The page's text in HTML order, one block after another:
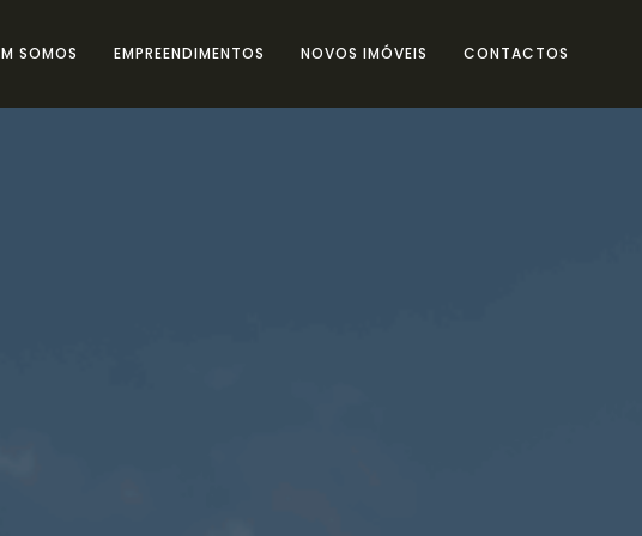
SOMOS EMPREENDIMENTOS NOVOS IMÓVEIS CONTACTOS